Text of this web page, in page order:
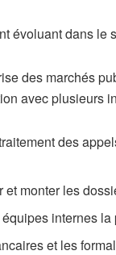
évoluant dans le
des marchés
avec plusieurs
des
monter les
internes
et les